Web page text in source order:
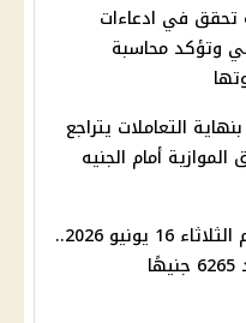
تحقق في ادعاءات
وتؤكد محاسبة
التعاملات يتراجع
أمام الجنيه
أسعار الذهب اليوم الثلاثاء 16 يونيو 2026..